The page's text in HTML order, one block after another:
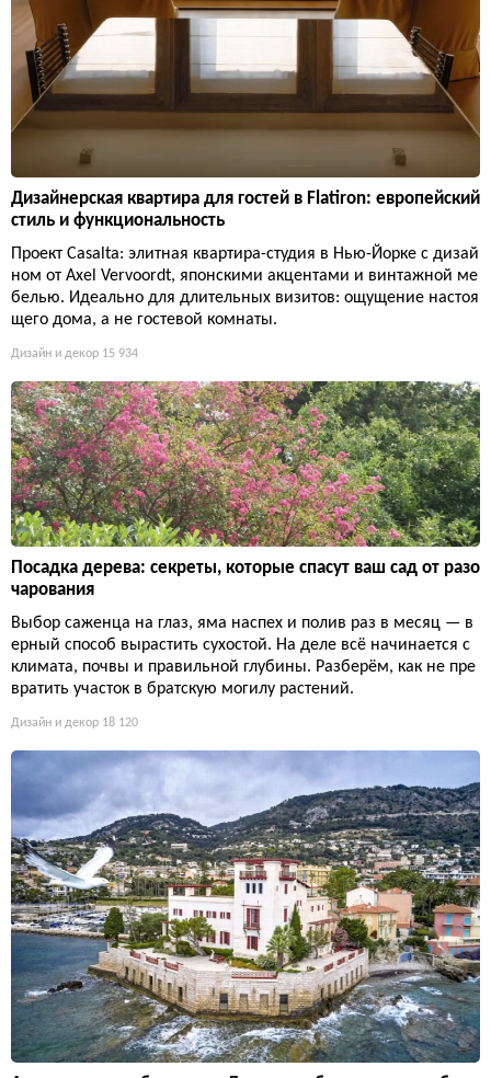
Дизайнерская квартира для гостей в Flatiron: европейский
стиль и функциональность
Проект Casalta: элитная квартира-студия в Нью-Йорке с дизай
ном от Axel Vervoordt, японскими акцентами и винтажной ме
белью. Идеально для длительных визитов: ощущение настоя
щего дома, а не гостевой комнаты.
Дизайн и декор 15 934
Посадка дерева: секреты, которые спасут ваш сад от разо
чарования
Выбор саженца на глаз, яма наспех и полив раз в месяц — в
ерный способ вырастить сухостой. На деле всё начинается с
климата, почвы и правильной глубины. Разберём, как не пре
вратить участок в братскую могилу растений.
Дизайн и декор 18 120